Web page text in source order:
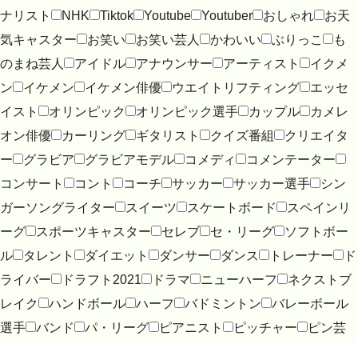
ナリスト
NHK Tiktok Youtube Youtuber おしゃれ
お天
気キャスター
お笑い お笑い芸人 かわいい ぶりっこ
も
のまね芸人
アイドル アナウンサー アーティスト
イクメ
ン
イケメン イケメン俳優 ウエイトリフティング
エッセ
イスト
オリンピック オリンピック選手 カップル
カメレ
オン俳優
カーリング ギタリスト クイズ番組
クリエイタ
ー
グラビア グラビアモデル コメディ
コメンテーター
コンサート
コント コーチ サッカー サッカー選手
シン
ガーソングライター
スイーツ スケートボード
スペインリ
ーグ
スポーツキャスター セレブ セ・リーグ
ソフトボー
ル
タレント ダイエット ダンサー ダンス トレーナー
ド
ライバー
ドラフト2021 ドラマ ニューハーフ
ネクストブ
レイク
ハンドボール ハーフ バドミントン
バレーボール
選手
バンド パ・リーグ ピアニスト ピッチャー
ピン芸